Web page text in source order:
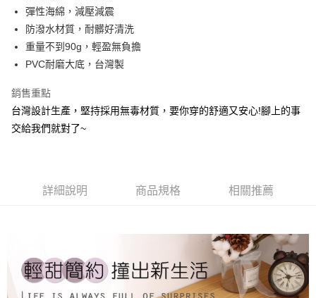
街口支付
悠遊付
Google Pay
AFTEE先享後付
相關說明
【關於「AFTEE先享後付」】
３．安心：先確認商品／服務後，再付款。
結帳頁面，進行簡訊認證並確認金額後，即可完成結帳。
３．收到繳費通知簡訊後14天內，點擊此簡訊中的連結，可透過四大超商／
ATM／網路銀行／等多元方式進行付款，方視為交易完成。
※ 請注意：結帳手續完成當下不需立刻繳費，但若您需要取消訂單，請聯絡
全家取貨付款
每筆NT$80，滿NT$490(含以上)免運費
7-11取貨付款
彈性海綿，減壓減震
防潑水材質，耐髒好清洗
重量不到90g，輕盈無負擔
PVC耐磨大底，台灣製
銷售重點
台灣設計生產，堅持採用無毒材質，要你穿的舒適又安心!腳上的事
交給我們就對了~
詳細說明 商品規格 相關推薦